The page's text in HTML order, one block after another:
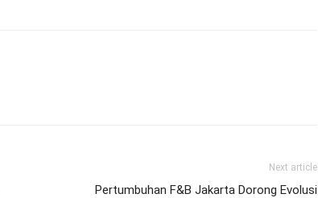
Next article
Pertumbuhan F&B Jakarta Dorong Evolusi